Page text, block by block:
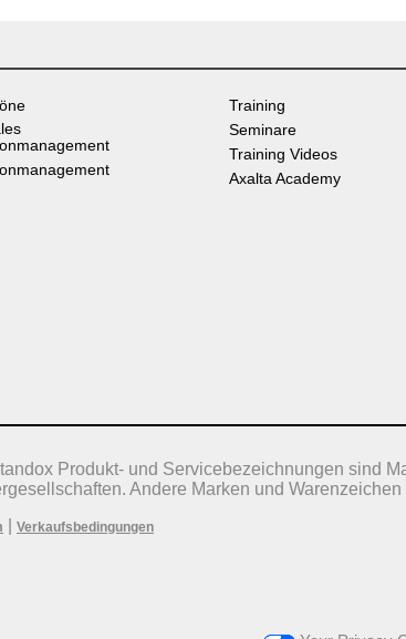
Training
Seminare
Training Videos
Axalta Academy
Produkt- und Servicebezeichnungen sind
Andere Marken und
Verkaufsbedingungen